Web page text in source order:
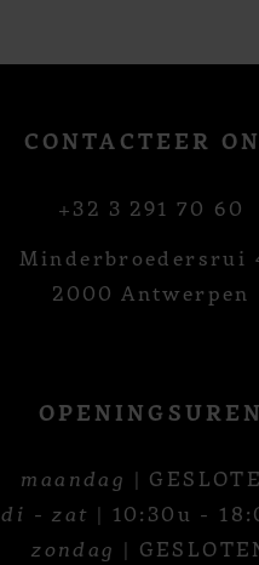
CONTACTEER
+32 3 291 70 60
Minderbroedersrui
2000 Antwerpen
OPENINGSUREN
maandag |
di - zat | 10:30u -
zondag |